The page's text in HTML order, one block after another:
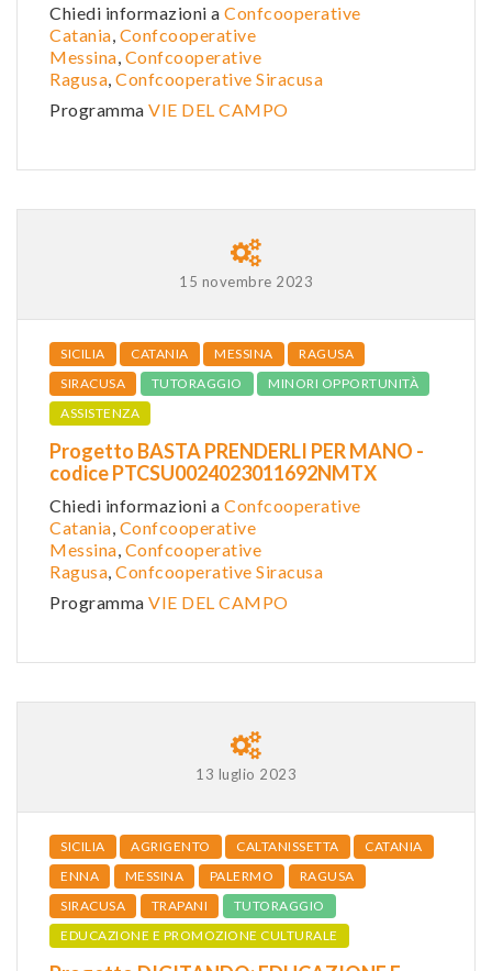
Chiedi informazioni a Confcooperative
Catania, Confcooperative
Messina, Confcooperative
Ragusa, Confcooperative Siracusa
Programma VIE DEL CAMPO
15 novembre 2023
SICILIA CATANIA MESSINA
RAGUSA
SIRACUSA
TUTORAGGIO
MINORI OPPORTUNITÀ
ASSISTENZA
Progetto BASTA PRENDERLI PER MANO -
codice PTCSU0024023011692NMTX
Chiedi informazioni a Confcooperative
Catania, Confcooperative
Messina, Confcooperative
Ragusa, Confcooperative Siracusa
Programma VIE DEL CAMPO
13 luglio 2023
SICILIA AGRIGENTO CALTANISSETTA
CATANIA
ENNA
MESSINA PALERMO
RAGUSA
SIRACUSA
TRAPANI
TUTORAGGIO
EDUCAZIONE E PROMOZIONE CULTURALE